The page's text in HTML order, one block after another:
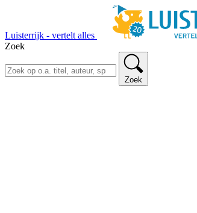
Luisterrijk - vertelt alles
Zoek
Zoek